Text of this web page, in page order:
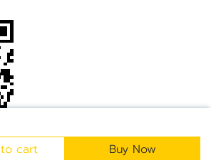
cart
Buy Now